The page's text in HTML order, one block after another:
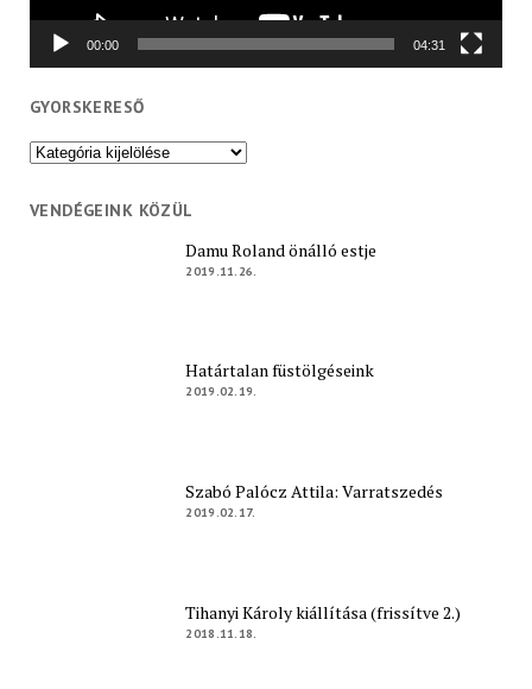
00:00 04:31
GYORSKERESŐ
Gyorskereső
VENDÉGEINK KÖZÜL
Damu Roland önálló estje
2019.11.26.
Határtalan füstölgéseink
2019.02.19.
Szabó Palócz Attila: Varratszedés
2019.02.17.
Tihanyi Károly kiállítása (frissítve 2.)
2018.11.18.